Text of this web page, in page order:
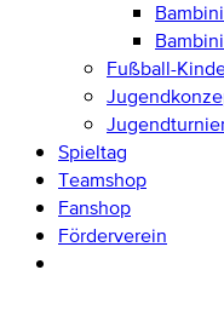
Fußball-
Spieltag
Teamshop
Fanshop
Förderverein